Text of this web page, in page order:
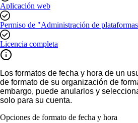
Aplicación web
Permiso de "Administración de
Licencia completa
Los formatos de fecha y hora de un
de formato de su organización de
embargo, puede anularlos y
solo para su cuenta.
Opciones de formato de fecha y hora